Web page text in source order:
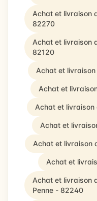
Achat et livraison
82270
Achat et livraison
82120
Achat et
Achat et
Achat et
Achat et
Achat et livraison
Achat et
Achat et livraison
Penne - 82240